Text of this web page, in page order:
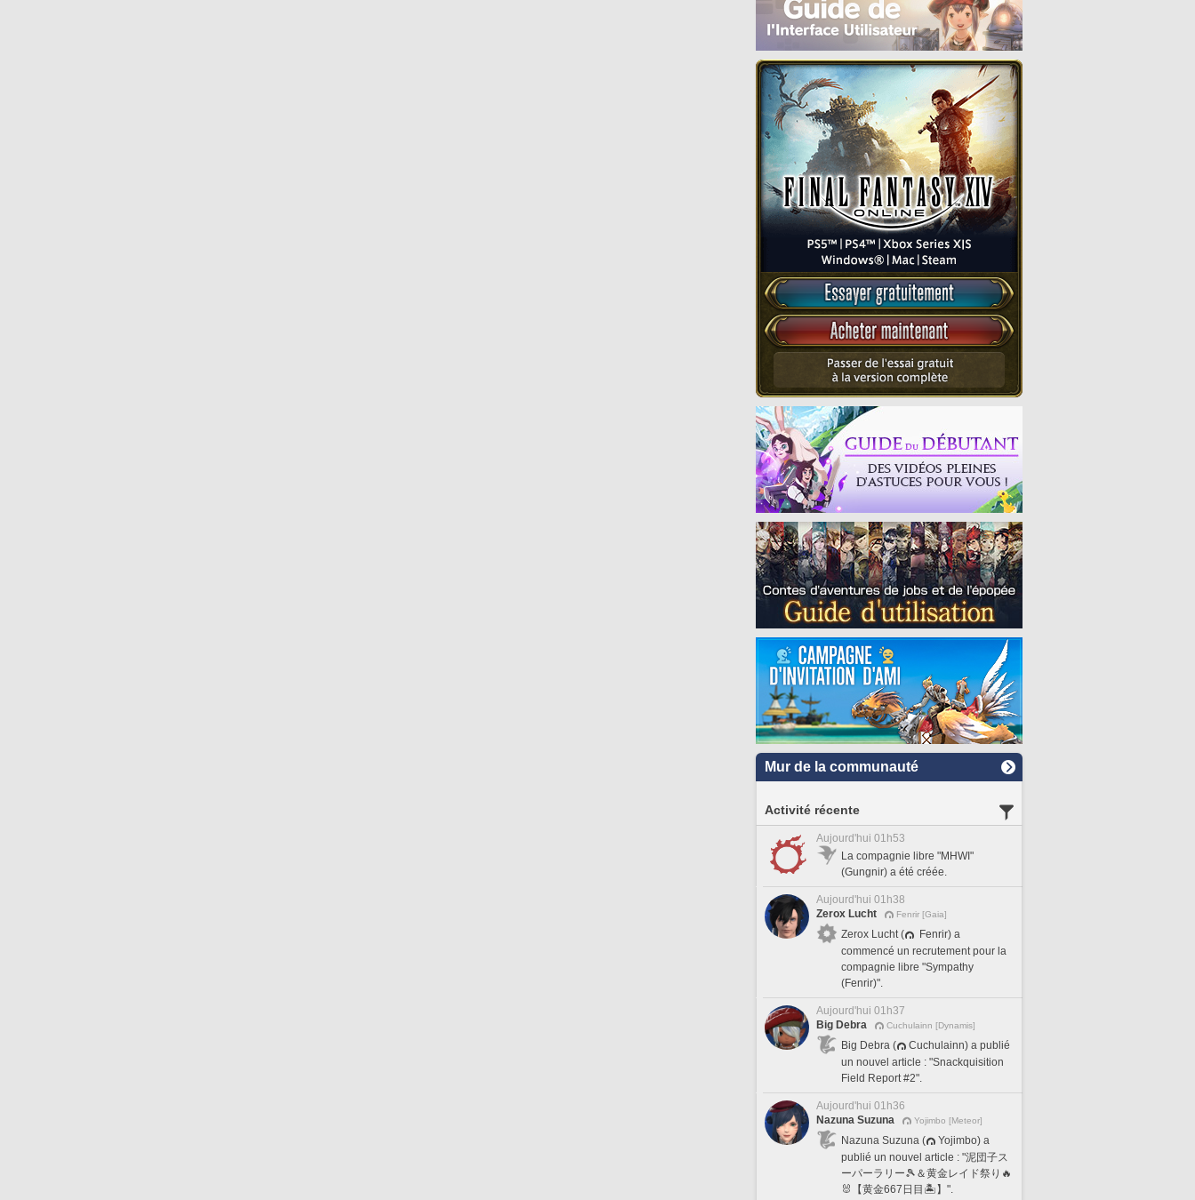
Mur de la communauté
Activité récente
Aujourd'hui 01h53
La compagnie libre "MHWI"
(Gungnir) a été créée.
Aujourd'hui 01h38
Zerox Lucht
Fenrir [Gaia]
Zerox Lucht (
Fenrir) a
commencé un recrutement pour la
compagnie libre "Sympathy
(Fenrir)".
Aujourd'hui 01h37
Big Debra
Cuchulainn [Dynamis]
Big Debra (
Cuchulainn) a publié
un nouvel article : "Snackquisition
Field Report #2".
Aujourd'hui 01h36
Nazuna Suzuna
Yojimbo [Meteor]
Nazuna Suzuna (
Yojimbo) a
publié un nouvel article : "泥団子ス
ーパーラリー🎾＆黄金レイド祭り🔥
🐰【黄金667日目🏝️】".